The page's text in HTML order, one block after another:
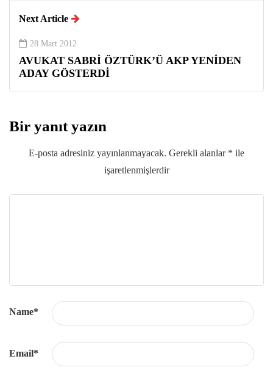
Next Article
28 Mart 2012
AVUKAT SABRİ ÖZTÜRK’Ü AKP YENİDEN
ADAY GÖSTERDİ
Bir yanıt yazın
E-posta adresiniz yayınlanmayacak. Gerekli alanlar * ile
işaretlenmişlerdir
Name*
Email*